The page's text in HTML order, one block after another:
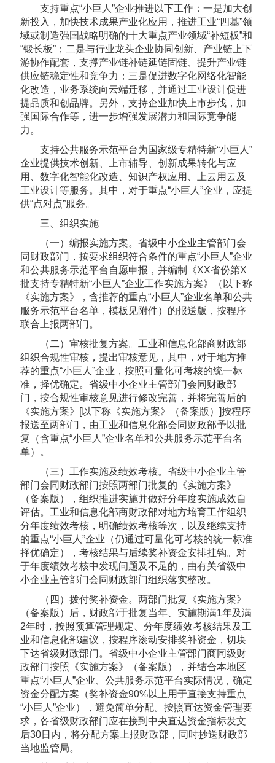
支持重点“小巨人”企业推进以下工作：一是加大创
新投入，加快技术成果产业化应用，推进工业“四基”领
域或制造强国战略明确的十大重点产业领域“补短板”和
“锻长板”；二是与行业龙头企业协同创新、产业链上下
游协作配套，支撑产业链补链延链固链、提升产业链
供应链稳定性和竞争力；三是促进数字化网络化智能
化改造，业务系统向云端迁移，并通过工业设计促进
提品质和创品牌。另外，支持企业加快上市步伐，加
强国际合作等，进一步增强发展潜力和国际竞争能
力。
支持公共服务示范平台为国家级专精特新“小巨人”
企业提供技术创新、上市辅导、创新成果转化与应
用、数字化智能化改造、知识产权应用、上云用云及
工业设计等服务。其中，对于重点“小巨人”企业，应提
供“点对点”服务。
三、组织实施
（一）编报实施方案。省级中小企业主管部门会
同财政部门，按要求组织符合条件的重点“小巨人”企业
和公共服务示范平台自愿申报，并编制《XX省份第X
批支持专精特新“小巨人”企业工作实施方案》（以下称
《实施方案》，含推荐的重点“小巨人”企业名单和公共
服务示范平台名单，模板见附件）的报送版，按程序
联合上报两部门。
（二）审核批复方案。工业和信息化部商财政部
组织合规性审核，提出审核意见，其中，对于地方推
荐的重点“小巨人”企业，按照可量化可考核的统一标
准，择优确定。省级中小企业主管部门会同财政部
门，按合规性审核意见进行修改完善，并将完善后的
《实施方案》[以下称《实施方案》（备案版）]按程序
报送至两部门，由工业和信息化部会同财政部予以批
复（含重点“小巨人”企业名单和公共服务示范平台名
单）。
（三）工作实施及绩效考核。省级中小企业主管
部门会同财政部门按照两部门批复的《实施方案》
（备案版），组织推进实施并做好分年度实施成效自
评估。工业和信息化部商财政部对地方培育工作组织
分年度绩效考核，明确绩效考核等次，以及继续支持
的重点“小巨人”企业（仍通过可量化可考核的统一标准
择优确定），考核结果与后续奖补资金安排挂钩。对
于年度绩效考核中发现问题及不足的，由有关省级中
小企业主管部门会同财政部门组织落实整改。
（四）拨付奖补资金。两部门批复《实施方案》
（备案版）后，财政部于批复当年、实施期满1年及满
2年时，按照预算管理规定、分年度绩效考核结果及工
业和信息化部建议，按程序滚动安排奖补资金，切块
下达省级财政部门。省级中小企业主管部门商同级财
政部门按照《实施方案》（备案版），并结合本地区
重点“小巨人”企业、公共服务示范平台实际情况，确定
资金分配方案（奖补资金90%以上用于直接支持重点
“小巨人”企业），避免简单分配。按照直达资金管理要
求，各省级财政部门应在接到中央直达资金指标发文
后30日内，将分配方案上报财政部，同时抄送财政部
当地监管局。